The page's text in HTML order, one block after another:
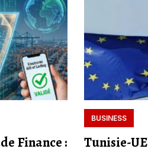
Finance :
BUSINESS
Tunisie-